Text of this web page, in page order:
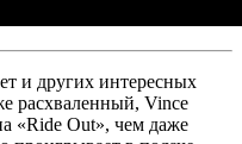
и других интересных
расхваленный, Vince
«Ride Out», чем даже